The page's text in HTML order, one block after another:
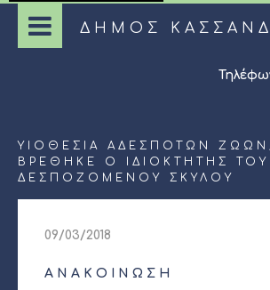
ΔΗΜΟΣ
ΥΙΟΘΕΣΊΑ ΑΔΈΣΠΟΤΩΝ ΖΏΩΝ
ΒΡΕΘΗΚΕ Ο ΙΔΙΟΚΤΗΤΗΣ ΤΟΥ
ΔΕΣΠΟΖΟΜΕΝΟΥ ΣΚΥΛΟΥ
09/03/2018
Α Ν Α Κ Ο Ι Ν Ω Σ Η